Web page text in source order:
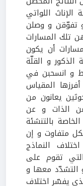
اللواتي
و تفوّقن و وصلن
تلك المسارات
أن يكون
و القلّة
و انسحبن في
المقياس
يعانون من
الذات و عن
بالتنشئة
متفاوت و إن
النماذج
تقوم على
التشدّد معها و
يفسّر اختلاف